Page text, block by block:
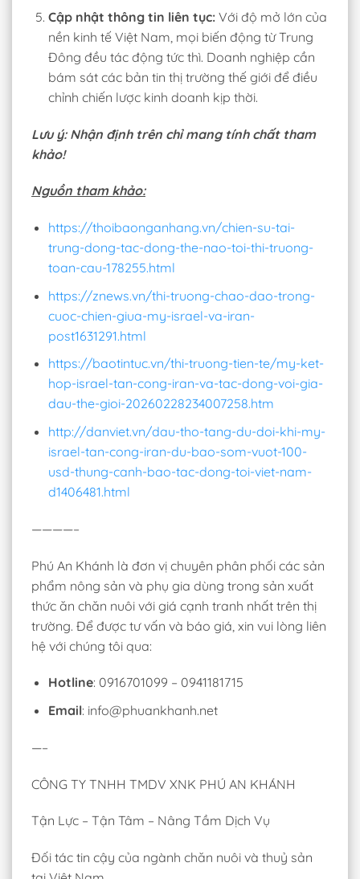
Cập nhật thông tin liên tục:Với độ mở lớn của
nền kinh tế Việt Nam, mọi biến động từ Trung
Đông đều tác động tức thì. Doanh nghiệp cần
bám sát các bản tin thị trường thế giới để điều
chỉnh chiến lược kinh doanh kịp thời.
Lưu ý: Nhận định trên chỉ mang tính chất tham
khảo!
Nguồn tham khảo:
https://thoibaonganhang.vn/chien-su-tai-
trung-dong-tac-dong-the-nao-toi-thi-truong-
toan-cau-178255.html
https://znews.vn/thi-truong-chao-dao-trong-
cuoc-chien-giua-my-israel-va-iran-
post1631291.html
https://baotintuc.vn/thi-truong-tien-te/my-ket-
hop-israel-tan-cong-iran-va-tac-dong-voi-gia-
dau-the-gioi-20260228234007258.htm
http://danviet.vn/dau-tho-tang-du-doi-khi-my-
israel-tan-cong-iran-du-bao-som-vuot-100-
usd-thung-canh-bao-tac-dong-toi-viet-nam-
d1406481.html
————–
Phú An Khánh là đơn vị chuyên phân phối các sản
phẩm nông sản và phụ gia dùng trong sản xuất
thức ăn chăn nuôi với giá cạnh tranh nhất trên thị
trường. Để được tư vấn và báo giá, xin vui lòng liên
hệ với chúng tôi qua:
Hotline: 0916701099 – 0941181715
Email: info@phuankhanh.net
—–
CÔNG TY TNHH TMDV XNK PHÚ AN KHÁNH
Tận Lực – Tận Tâm – Nâng Tầm Dịch Vụ
Đối tác tin cậy của ngành chăn nuôi và thuỷ sản